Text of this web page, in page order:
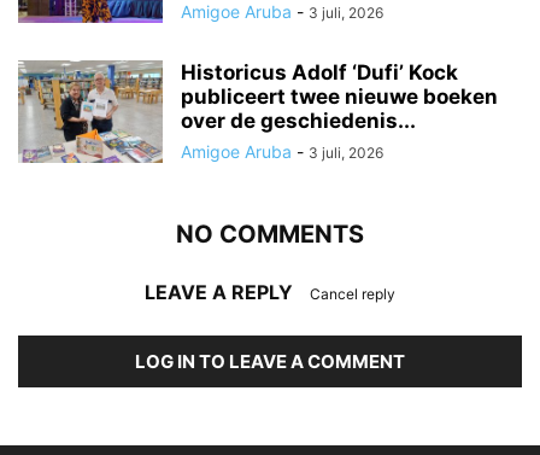
Amigoe Aruba - 3 juli, 2026
Historicus Adolf ‘Dufi’ Kock
publiceert twee nieuwe boeken
over de geschiedenis...
Amigoe Aruba - 3 juli, 2026
NO COMMENTS
LEAVE A REPLY Cancel reply
LOG IN TO LEAVE A COMMENT